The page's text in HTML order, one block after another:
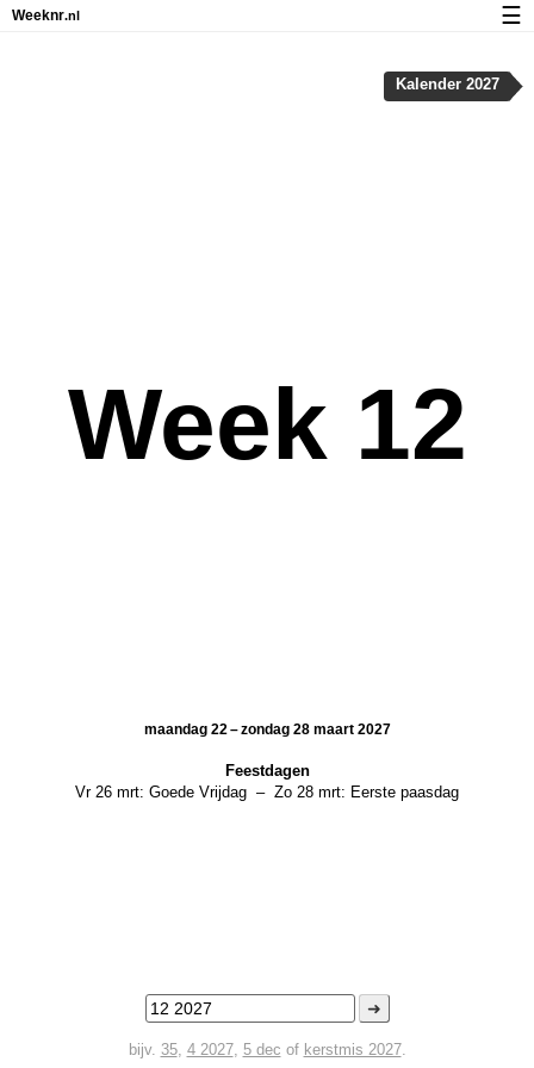
Week 12
maandag 22 – zondag 28 maart 2027
Feestdagen
Vr 26 mrt: Goede Vrijdag – Zo 28 mrt: Eerste paasdag
➜
bijv. 35, 4 2027, 5 dec of kerstmis 2027.
Kalender 2027
Weeknr.nl ☰